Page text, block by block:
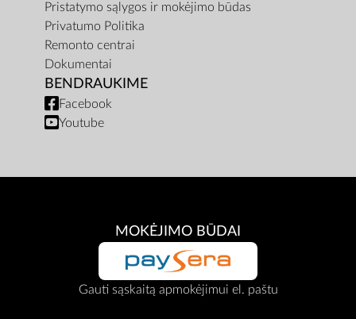
Pristatymo sąlygos ir mokėjimo būdas
Privatumo Politika
Remonto centrai
Dokumentai
BENDRAUKIME
Facebook
Youtube
MOKĖJIMO BŪDAI
Gauti sąskaitą apmokėjimui el. paštu